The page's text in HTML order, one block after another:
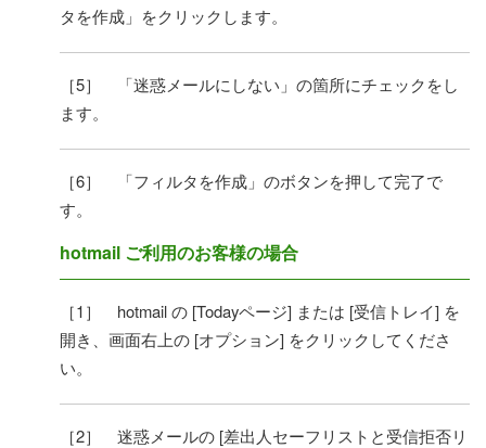
タを作成」をクリックします。
［5］ 「迷惑メールにしない」の箇所にチェックをし
ます。
［6］ 「フィルタを作成」のボタンを押して完了で
す。
hotmail ご利用のお客様の場合
［1］ hotmail の [Todayページ] または [受信トレイ] を
開き、画面右上の [オプション] をクリックしてくださ
い。
［2］ 迷惑メールの [差出人セーフリストと受信拒否リ